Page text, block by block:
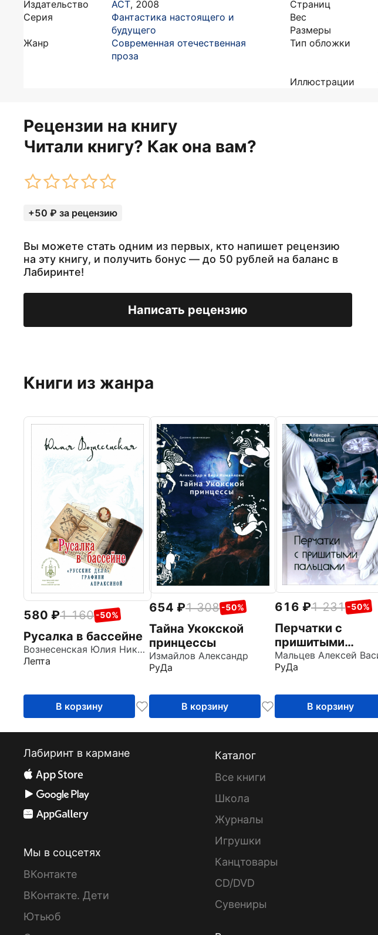
Издательство
АСТ, 2008
Серия
Фантастика настоящего и
будущего
Жанр
Современная отечественная
проза
Страниц
Вес
Размеры
Тип обложки
Иллюстрации
Рецензии на книгу
Читали книгу? Как она вам?
+50 ₽ за рецензию
Вы можете стать одним из первых, кто напишет рецензию
на эту книгу, и получить бонус — до 50 рублей на баланс в
Лабиринте!
Написать рецензию
Книги из жанра
580 1 160 -50%
Русалка в бассейне
Вознесенская Юлия Николаевна
Лепта
В корзину
654 1 308 -50%
Тайна Укокской
принцессы
Измайлов Александр
РуДа
В корзину
616 1 231 -50%
Перчатки с
пришитыми
пальцами
РуДа
В корзину
Лабиринт в кармане
Мы в соцсетях
ВКонтакте
ВКонтакте. Дети
Ютьюб
Каталог
Все книги
Школа
Журналы
Игрушки
Канцтовары
CD/DVD
Сувениры